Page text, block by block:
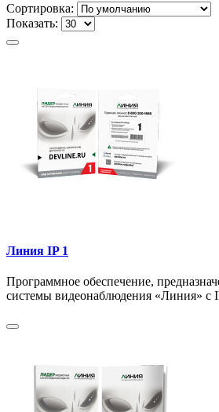
Сортировка:
Показать:
Линия IP 1
Программное обеспечение,
системы видеонаблюдения «Линия» с